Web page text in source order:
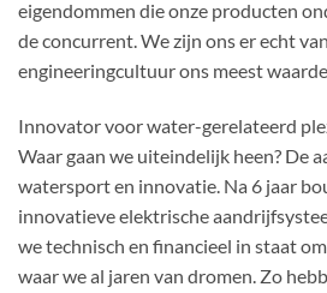
eigendommen die onze producten
de concurrent. We zijn ons er echt
engineeringcultuur ons meest
Innovator voor water-gerelateerd
Waar gaan we uiteindelijk heen? De
watersport en innovatie. Na 6 jaar
innovatieve elektrische
we technisch en financieel in staat
waar we al jaren van dromen. Zo